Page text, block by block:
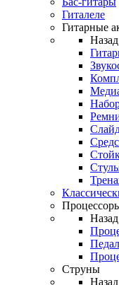
Гиталеле
Гитарные
Назад
Назад
Струны
Назад